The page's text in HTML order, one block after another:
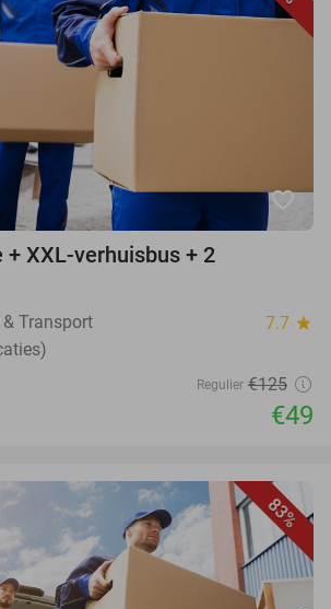
favorite_border
XXL-verhuisbus + 2
Transport 7.7 star
Regulier €125
€49
83%